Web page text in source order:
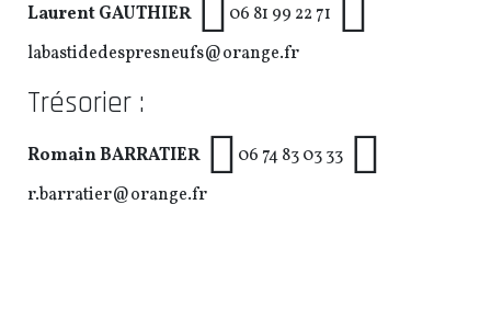
Laurent GAUTHIER
06 81 99 22 71
labastidedespresneufs@orange.fr
Trésorier :
Romain BARRATIER
06 74 83 03 33
r.barratier@orange.fr